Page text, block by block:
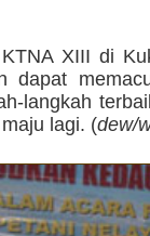
XIII di
dapat
langkah
lagi. (dew/